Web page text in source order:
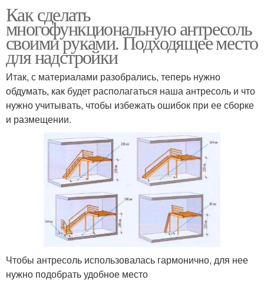
Как сделать
многофункциональную антресоль
своими руками. Подходящее место
для надстройки
Итак, с материалами разобрались, теперь нужно
обдумать, как будет располагаться наша антресоль и что
нужно учитывать, чтобы избежать ошибок при ее сборке
и размещении.
Чтобы антресоль использовалась гармонично, для нее
нужно подобрать удобное место